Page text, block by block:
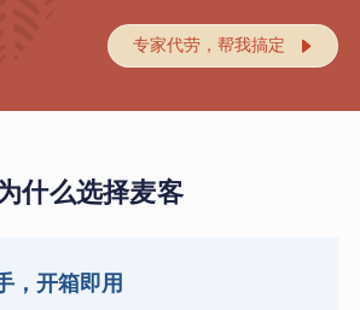
专家代劳，帮我搞定 
什么选择麦客
，开箱即用